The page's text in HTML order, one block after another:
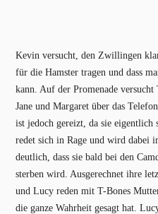
Kevin versucht, den Zwillingen
für die Hamster tragen und dass
kann. Auf der Promenade
Jane und Margaret über das
ist jedoch gereizt, da sie eigentlich
redet sich in Rage und wird dabei
deutlich, dass sie bald bei den
sterben wird. Ausgerechnet ihre
und Lucy reden mit T-Bones
die ganze Wahrheit gesagt hat.